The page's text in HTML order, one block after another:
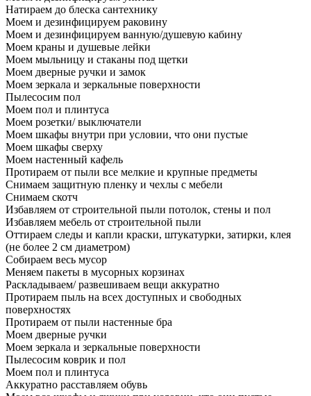
Натираем до блеска сантехнику
Моем и дезинфицируем раковину
Моем и дезинфицируем ванную/душевую кабину
Моем краны и душевые лейки
Моем мыльницу и стаканы под щетки
Моем дверные ручки и замок
Моем зеркала и зеркальные поверхности
Пылесосим пол
Моем пол и плинтуса
Моем розетки/ выключатели
Моем шкафы внутри при условии, что они пустые
Моем шкафы сверху
Моем настенный кафель
Протираем от пыли все мелкие и крупные предметы
Снимаем защитную пленку и чехлы с мебели
Снимаем скотч
Избавляем от строительной пыли потолок, стены и пол
Избавляем мебель от строительной пыли
Оттираем следы и капли краски, штукатурки, затирки, клея
(не более 2 см диаметром)
Собираем весь мусор
Меняем пакеты в мусорных корзинах
Раскладываем/ развешиваем вещи аккуратно
Протираем пыль на всех доступных и свободных
поверхностях
Протираем от пыли настенные бра
Моем дверные ручки
Моем зеркала и зеркальные поверхности
Пылесосим коврик и пол
Моем пол и плинтуса
Аккуратно расставляем обувь